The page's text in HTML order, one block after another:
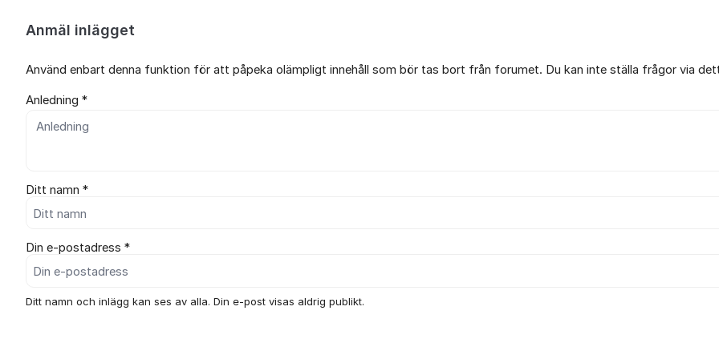
Anmäl inlägget
Använd enbart denna funktion för att påpeka olämpligt innehåll som bör tas bort från forumet. Du kan inte ställa frågor via
Anledning *
Ditt namn *
Din e-postadress *
Ditt namn och inlägg kan ses av alla. Din e-post visas aldrig publikt.